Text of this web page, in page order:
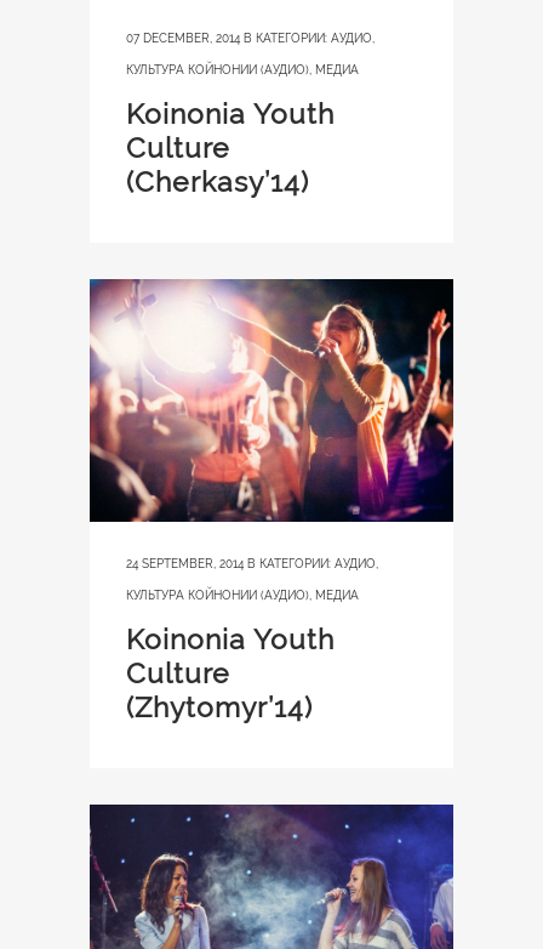
07 DECEMBER, 2014 В КАТЕГОРИИ: АУДИО
КУЛЬТУРА КОЙНОНИИ (АУДИО) МЕДИА
Koinonia Youth
Culture
(Cherkasy’14)
24 SEPTEMBER, 2014 В КАТЕГОРИИ: АУДИО
КУЛЬТУРА КОЙНОНИИ (АУДИО) МЕДИА
Koinonia Youth
Culture
(Zhytomyr’14)